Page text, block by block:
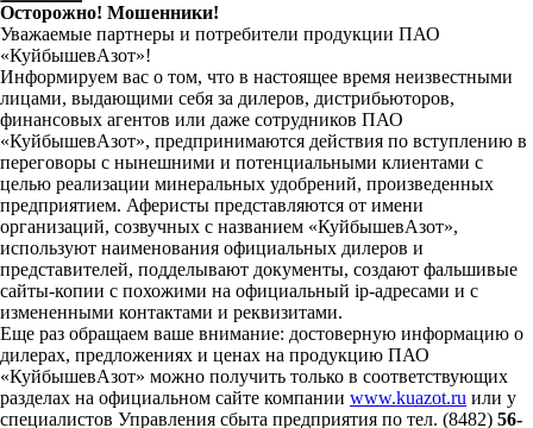
Осторожно! Мошенники!
Уважаемые партнеры и потребители продукции ПАО
«КуйбышевАзот»!
Информируем вас о том, что в настоящее время неизвестными
лицами, выдающими себя за дилеров, дистрибьюторов,
финансовых агентов или даже сотрудников ПАО
«КуйбышевАзот», предпринимаются действия по вступлению в
переговоры с нынешними и потенциальными клиентами с
целью реализации минеральных удобрений, произведенных
предприятием. Аферисты представляются от имени
организаций, созвучных с названием «КуйбышевАзот»,
используют наименования официальных дилеров и
представителей, подделывают документы, создают фальшивые
сайты-копии с похожими на официальный ip-адресами и с
измененными контактами и реквизитами.
Еще раз обращаем ваше внимание: достоверную информацию о
дилерах, предложениях и ценах на продукцию ПАО
«КуйбышевАзот» можно получить только в соответствующих
разделах на официальном сайте компании www.kuazot.ru или у
специалистов Управления сбыта предприятия по тел. (8482) 56-